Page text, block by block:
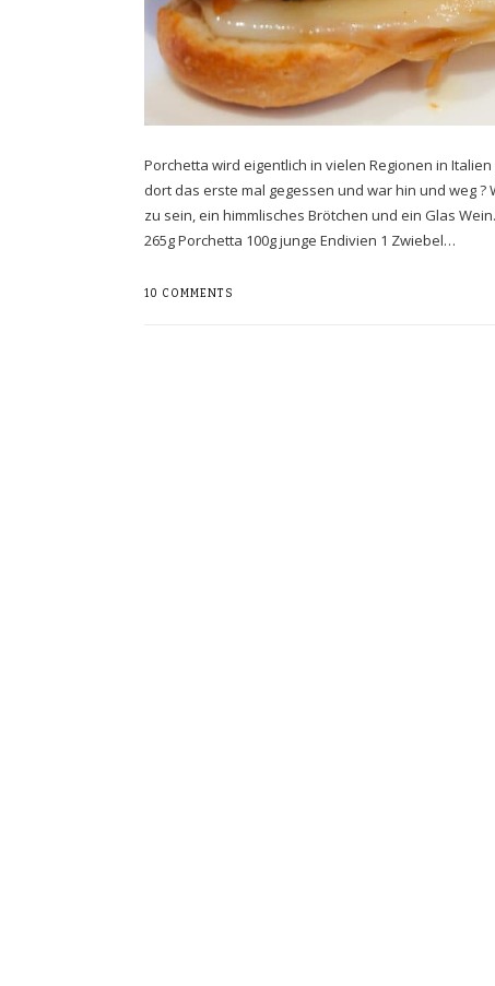
Porchetta wird eigentlich in vielen Regionen in
dort das erste mal gegessen und war hin und weg
zu sein, ein himmlisches Brötchen und ein Glas
265g Porchetta 100g junge Endivien 1 Zwiebel…
10 COMMENTS